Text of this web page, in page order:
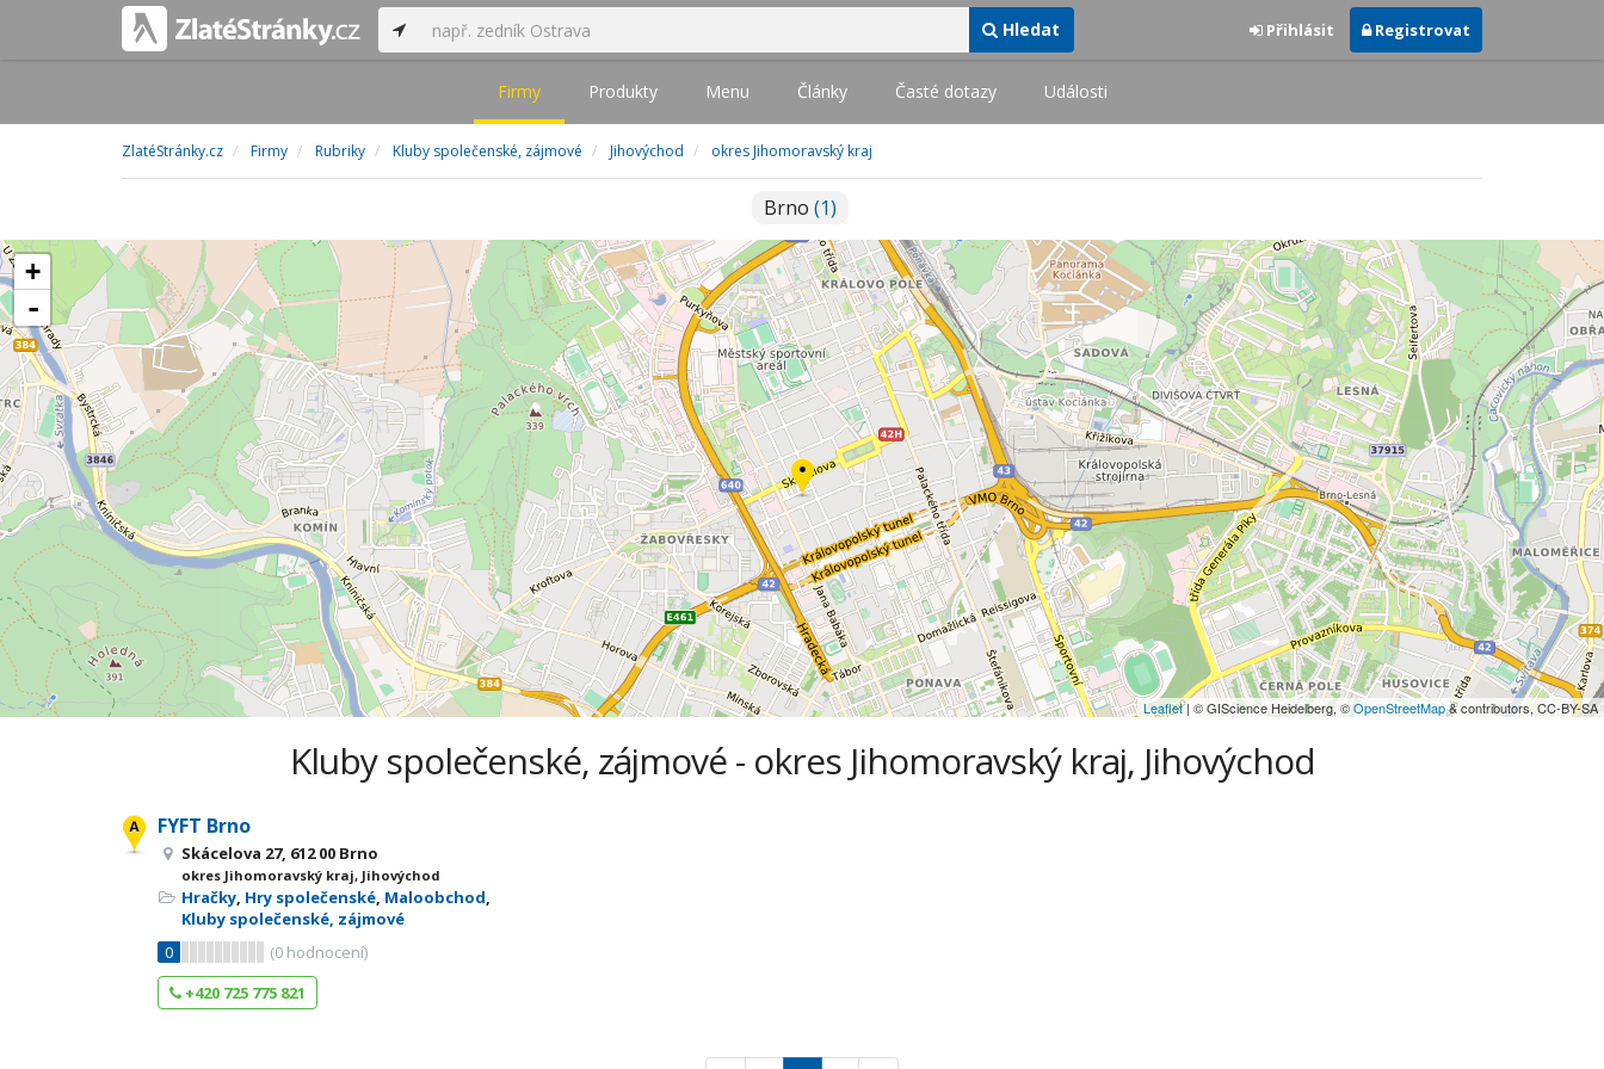
Hledat Přihlásit Registrovat
Firmy Produkty Menu Články Časté dotazy Události
ZlatéStránky.cz Firmy Rubriky Kluby společenské, zájmové Jihovýchod okres Jihomoravský kraj
Brno (1)
+
-
Leaflet| © GIScience Heidelberg, ©OpenStreetMap& contributors, CC-BY-SA
Kluby společenské, zájmové - okres Jihomoravský kraj, Jihovýchod
FYFT Brno
Skácelova 27, 612 00 Brno
okres Jihomoravský kraj, Jihovýchod
Hračky, Hry společenské, Maloobchod,
Kluby společenské, zájmové
0
(0 hodnocení)
+420 725 775 821